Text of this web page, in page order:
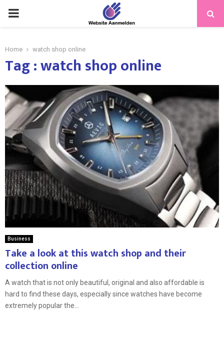
PRIMARY
Home watch shop online
Tag : watch shop online
Business
Take a look at this watch shop and their
collection online
A watch that is not only beautiful, original and also affordable is
hard to find these days, especially since watches have become
extremely popular the...